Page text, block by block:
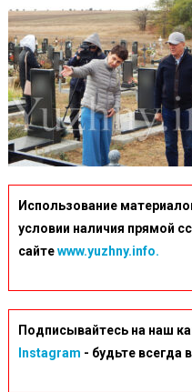
Использование
условии наличия прямой
сайтеwww.yuzhny.info.
Подписывайтесь на наш
Instagram - будьте всегда